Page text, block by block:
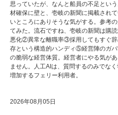
思っていたが、なんと船員の不足とい
材確保に壁と、壱岐の新聞に掲載され
いところにありそうな気がする。参考
てみた。流石ですね、壱岐の新聞は購
悪化②異常な離職率③採用してもすぐ
存という構造的ハンディ⑤経営陣のガ
の脆弱な経営体質。経営者にやる気が
ません。人工AIは、質問するのみでな
増加するフェリー利用者。
2026年08月05日